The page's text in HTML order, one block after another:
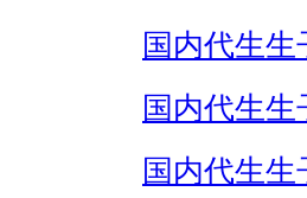
国内代生生
国内代生生
国内代生生